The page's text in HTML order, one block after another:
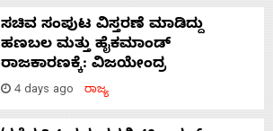
ಸಚಿವ ಸಂಪುಟ ವಿಸ್ತರಣೆ ಮಾಡಿದ್ದು
ಹಣಬಲ ಮತ್ತು ಹೈಕಮಾಂಡ್
ರಾಜಕಾರಣಕ್ಕೆ: ವಿಜಯೇಂದ್ರ
4 days ago ರಾಜ್ಯ